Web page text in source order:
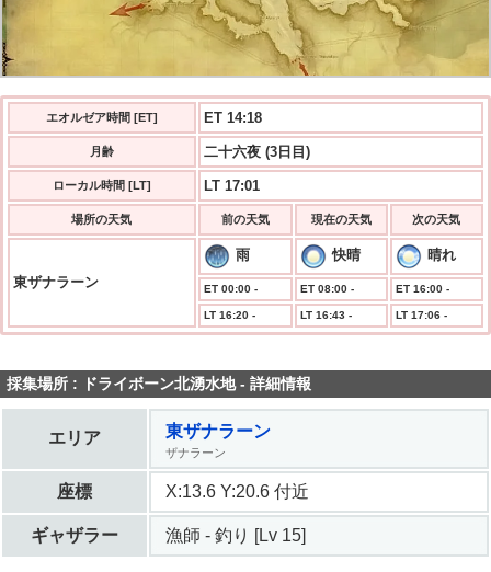
エオルゼア時間 [ET] ET 14:18
月齢 二十六夜 (3日目)
ローカル時間 [LT] LT 17:01
場所の天気 前の天気 現在の天気 次の天気
東ザナラーン
雨 快晴 晴れ
ET 00:00 - ET 08:00 - ET 16:00 -
LT 16:20 - LT 16:43 - LT 17:06 -
採集場所 : ドライボーン北湧水地 - 詳細情報
エリア 東ザナラーン
ザナラーン
座標 X:13.6 Y:20.6 付近
ギャザラー 漁師 - 釣り [Lv 15]